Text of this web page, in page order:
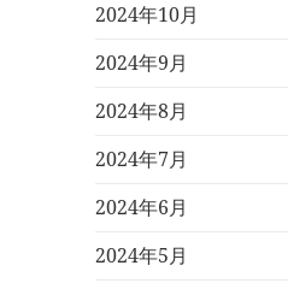
2024年10月
2024年9月
2024年8月
2024年7月
2024年6月
2024年5月